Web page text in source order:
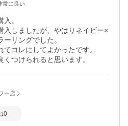
常に良い
。
入しましたが、やはりネイビー×
リングでした。
コレにしてよかったです。
つけられると思います。
ー店
0